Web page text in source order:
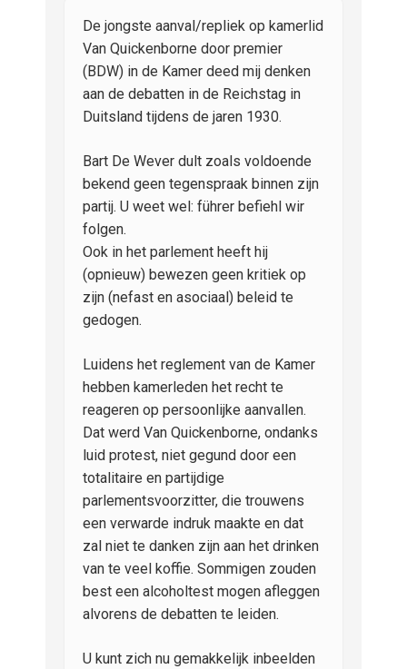
De jongste aanval/repliek op kamerlid
Van Quickenborne door premier
(BDW) in de Kamer deed mij denken
aan de debatten in de Reichstag in
Duitsland tijdens de jaren 1930.
Bart De Wever dult zoals voldoende
bekend geen tegenspraak binnen zijn
partij. U weet wel: führer befiehl wir
folgen.
Ook in het parlement heeft hij
(opnieuw) bewezen geen kritiek op
zijn (nefast en asociaal) beleid te
gedogen.
Luidens het reglement van de Kamer
hebben kamerleden het recht te
reageren op persoonlijke aanvallen.
Dat werd Van Quickenborne, ondanks
luid protest, niet gegund door een
totalitaire en partijdige
parlementsvoorzitter, die trouwens
een verwarde indruk maakte en dat
zal niet te danken zijn aan het drinken
van te veel koffie. Sommigen zouden
best een alcoholtest mogen afleggen
alvorens de debatten te leiden.
U kunt zich nu gemakkelijk inbeelden